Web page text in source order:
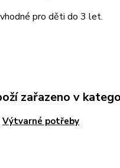
pro děti do 3 let.
zařazeno v
Výtvarné potřeby